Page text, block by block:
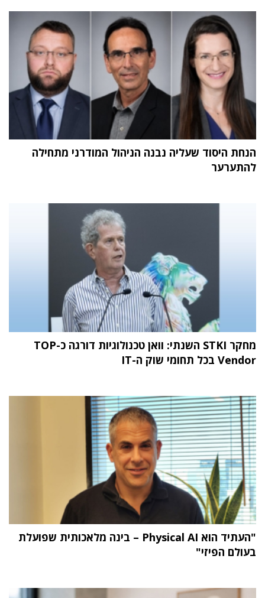
הנחת היסוד שעליה נבנה הניהול המודרני מתחילה
להתערער
מחקר STKI השנתי: וואן טכנולוגיות דורגה כ-TOP
Vendor בכל תחומי שוק ה-IT
"העתיד הוא Physical AI – בינה מלאכותית שפועלת
בעולם הפיזי"